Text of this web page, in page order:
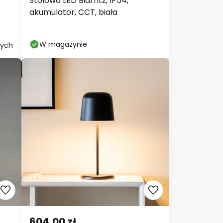
akumulator, CCT, biała
579,00 zł RRP -23%
RRP759,00 zł
W magazynie